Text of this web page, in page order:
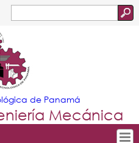
de
búsqueda
de Panamá
Mecánica